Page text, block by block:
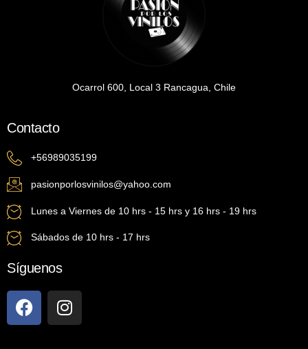
Ocarrol 600, Local 3 Rancagua, Chile
Contacto
+56989035199
pasionporlosvinilos@yahoo.com
Lunes a Viernes de 10 hrs - 15 hrs y 16 hrs - 19 hrs
Sábados de 10 hrs - 17 hrs
Síguenos